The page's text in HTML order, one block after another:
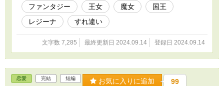
ファンタジー
王女 魔女
国王
レジーナ
すれ違い
文字数 7,285 最終更新日 2024.09.14 登録日 2024.09.14
恋愛 完結 短編 お気に入りに追加 99